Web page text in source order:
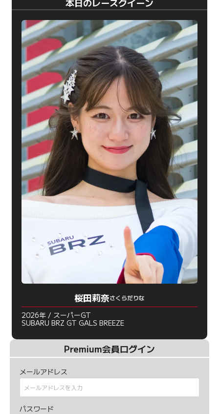
本日のレースクイーン
桜田莉奈さくらだりな
2026年 / スーパーGT
SUBARU BRZ GT GALS BREEZE
Premium会員ログイン
メールアドレス
パスワード